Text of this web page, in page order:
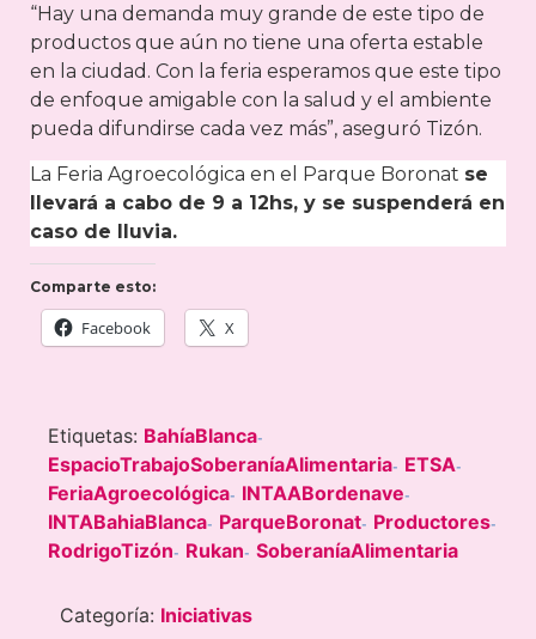
“Hay una demanda muy grande de este tipo de
productos que aún no tiene una oferta estable
en la ciudad. Con la feria esperamos que este tipo
de enfoque amigable con la salud y el ambiente
pueda difundirse cada vez más”, aseguró Tizón.
La Feria Agroecológica en el Parque Boronat se
llevará a cabo de 9 a 12hs, y se suspenderá en
caso de lluvia.
Comparte esto:
Facebook X
Etiquetas: BahíaBlanca-
EspacioTrabajoSoberaníaAlimentaria- ETSA-
FeriaAgroecológica- INTAABordenave-
INTABahiaBlanca- ParqueBoronat- Productores-
RodrigoTizón- Rukan- SoberaníaAlimentaria
Categoría: Iniciativas